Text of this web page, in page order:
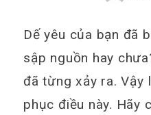
Dế yêu của bạn đã
sập nguồn hay
đã từng xảy ra. Vậy
phục điều này. Hãy